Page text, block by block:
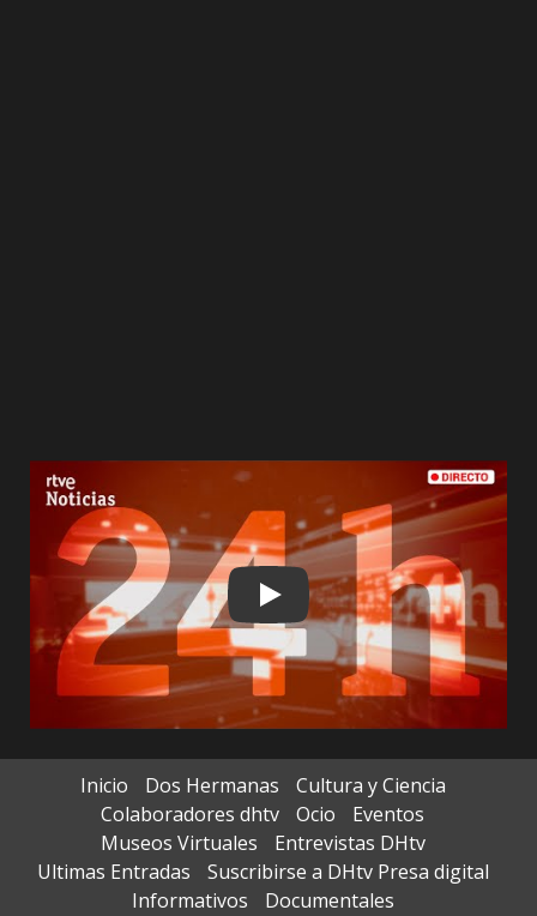
Play
Inicio Dos Hermanas
Cultura y Ciencia
Colaboradores dhtv
Ocio
Eventos
Museos Virtuales
Entrevistas DHtv
Ultimas Entradas
Suscribirse a DHtv Presa digital
Informativos
Documentales